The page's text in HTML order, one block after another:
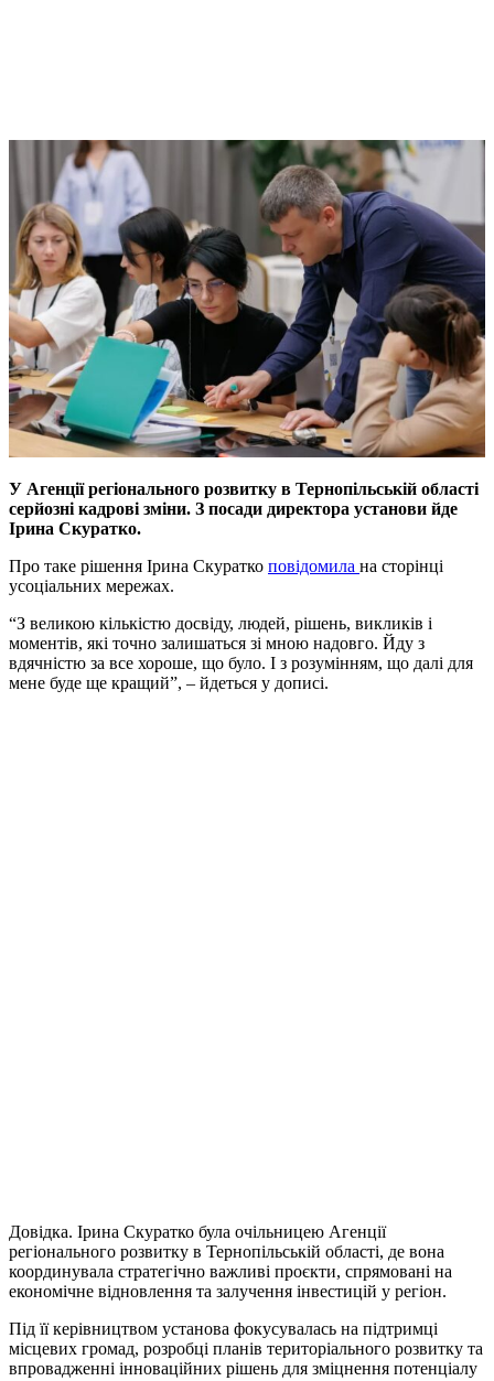
У Агенції регіонального розвитку в Тернопільській області
серйозні кадрові зміни. З посади директора установи йде
Ірина Скуратко.
Про таке рішення Ірина Скуратко повідомила на сторінці
усоціальних мережах.
“З великою кількістю досвіду, людей, рішень, викликів і
моментів, які точно залишаться зі мною надовго. Йду з
вдячністю за все хороше, що було. І з розумінням, що далі для
мене буде ще кращий”, – йдеться у дописі.
Довідка. Ірина Скуратко була очільницею Агенції
регіонального розвитку в Тернопільській області, де вона
координувала стратегічно важливі проєкти, спрямовані на
економічне відновлення та залучення інвестицій у регіон.
Під її керівництвом установа фокусувалась на підтримці
місцевих громад, розробці планів територіального розвитку та
впровадженні інноваційних рішень для зміцнення потенціалу